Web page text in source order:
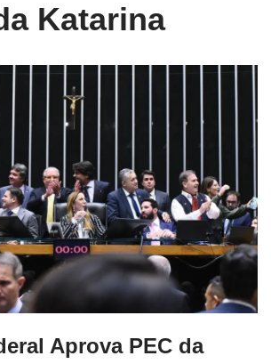
Katarina
Aprova PEC da